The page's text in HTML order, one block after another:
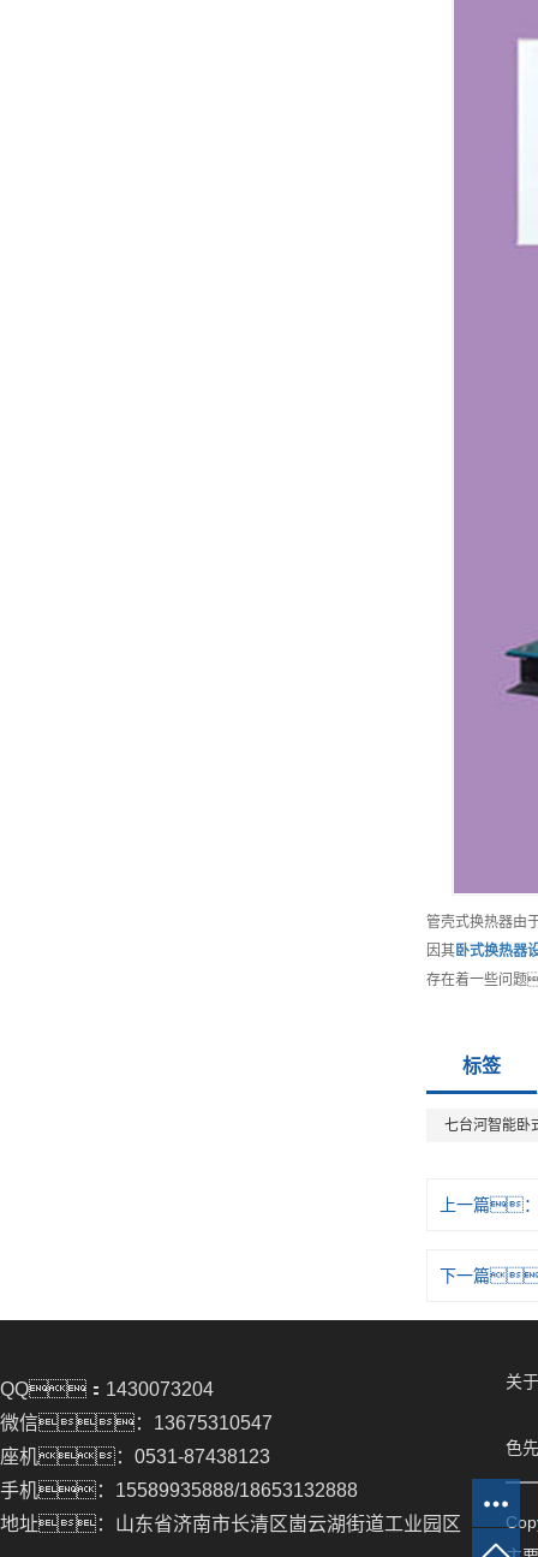
管壳式换热器由
因其卧式换热器
存在着一些问
标签
七台河智能卧
上一篇
下一篇
QQ：1430073204
微信：13675310547
座机：0531-87438123
手机：15589935888/18653132888
地址：山东省济南市长清区崮云湖街道工业园区
关
色